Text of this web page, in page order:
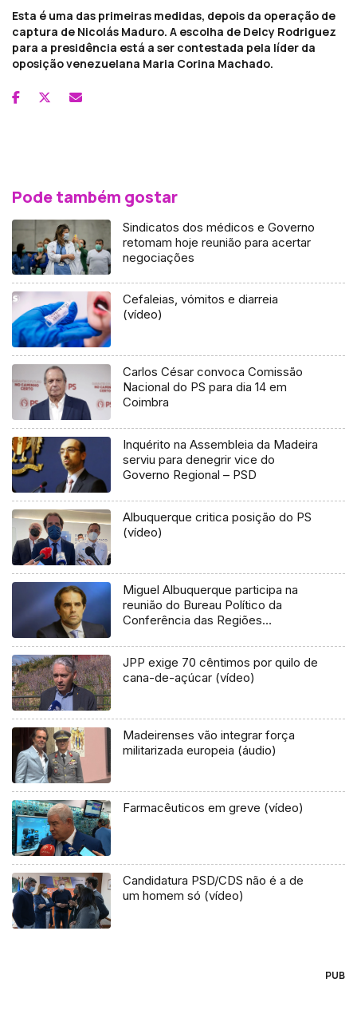
Esta é uma das primeiras medidas, depois da operação de
captura de Nicolás Maduro. A escolha de Delcy Rodriguez
para a presidência está a ser contestada pela líder da
oposição venezuelana Maria Corina Machado.
Pode também gostar
Sindicatos dos médicos e Governo
retomam hoje reunião para acertar
negociações
Cefaleias, vómitos e diarreia
(vídeo)
Carlos César convoca Comissão
Nacional do PS para dia 14 em
Coimbra
Inquérito na Assembleia da Madeira
serviu para denegrir vice do
Governo Regional – PSD
Albuquerque critica posição do PS
(vídeo)
Miguel Albuquerque participa na
reunião do Bureau Político da
Conferência das Regiões
JPP exige 70 cêntimos por quilo de
cana-de-açúcar (vídeo)
Madeirenses vão integrar força
militarizada europeia (áudio)
Farmacêuticos em greve (vídeo)
Candidatura PSD/CDS não é a de
um homem só (vídeo)
PUB